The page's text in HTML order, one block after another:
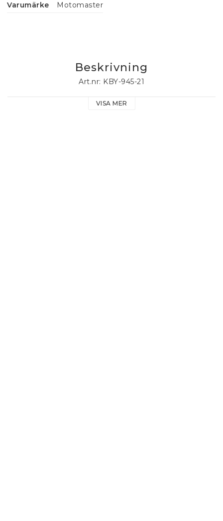
Varumärke
Motomaster
Beskrivning
Art.nr: KBY-945-21
VISA MER